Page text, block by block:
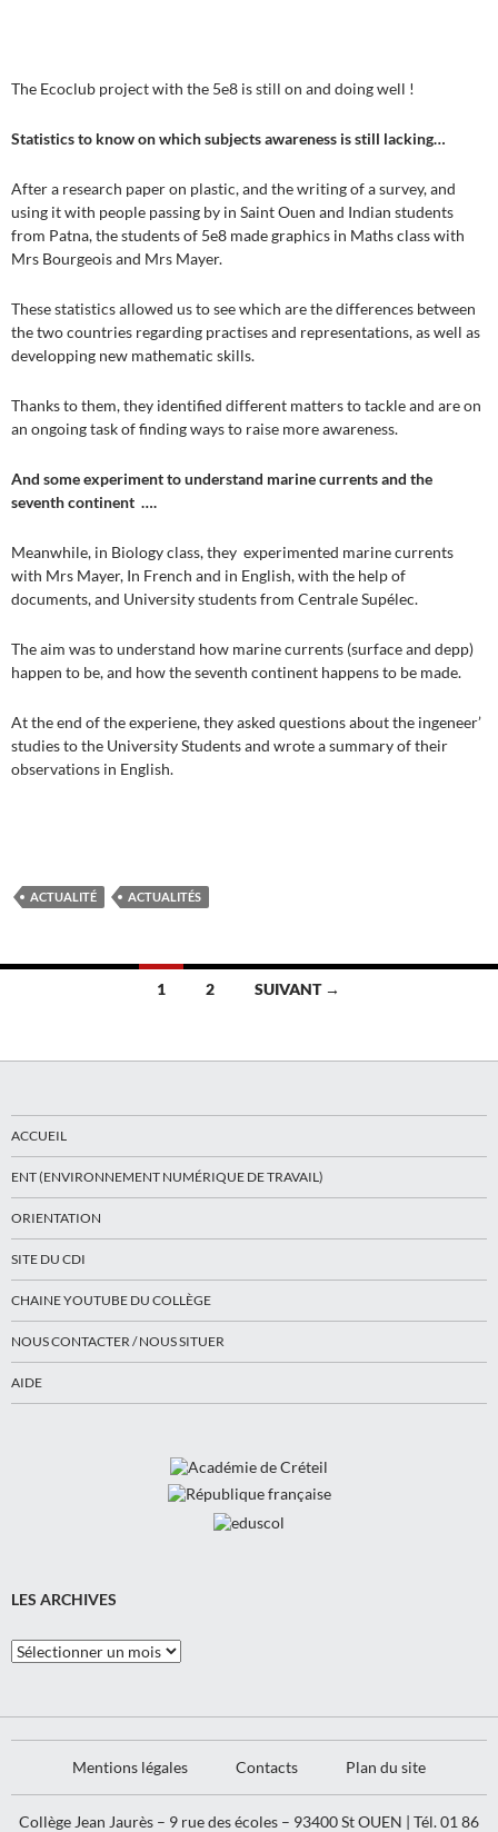
The Ecoclub project with the 5e8 is still on and doing well !
Statistics to know on which subjects awareness is still lacking…
After a research paper on plastic, and the writing of a survey, and
using it with people passing by in Saint Ouen and Indian students
from Patna, the students of 5e8 made graphics in Maths class with
Mrs Bourgeois and Mrs Mayer.
These statistics allowed us to see which are the differences between
the two countries regarding practises and representations, as well as
developping new mathematic skills.
Thanks to them, they identified different matters to tackle and are on
an ongoing task of finding ways to raise more awareness.
And some experiment to understand marine currents and the
seventh continent ….
Meanwhile, in Biology class, they experimented marine currents
with Mrs Mayer, In French and in English, with the help of
documents, and University students from Centrale Supélec.
The aim was to understand how marine currents (surface and depp)
happen to be, and how the seventh continent happens to be made.
At the end of the experiene, they asked questions about the ingeneer’
studies to the University Students and wrote a summary of their
observations in English.
ACTUALITÉ ACTUALITÉS
articles
1 2 SUIVANT →
ACCUEIL
ENT (ENVIRONNEMENT NUMÉRIQUE DE TRAVAIL)
ORIENTATION
SITE DU CDI
CHAINE YOUTUBE DU COLLÈGE
NOUS CONTACTER / NOUS SITUER
AIDE
LES ARCHIVES
Les
Archives
Mentions légales Contacts Plan du site
Collège Jean Jaurès – 9 rue des écoles – 93400 St OUEN | Tél. 01 86